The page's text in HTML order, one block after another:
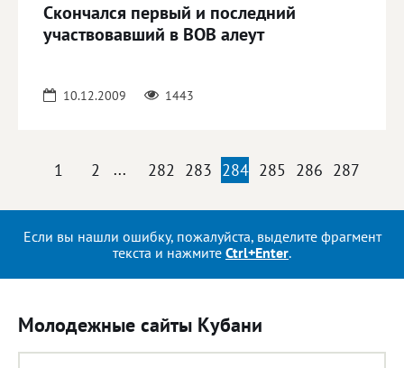
Скончался первый и последний
участвовавший в ВОВ алеут
10.12.2009 1443
1 2 ... 282 283 284 285 286 287
Если вы нашли ошибку, пожалуйста, выделите фрагмент
текста и нажмите Ctrl+Enter.
Молодежные сайты Кубани